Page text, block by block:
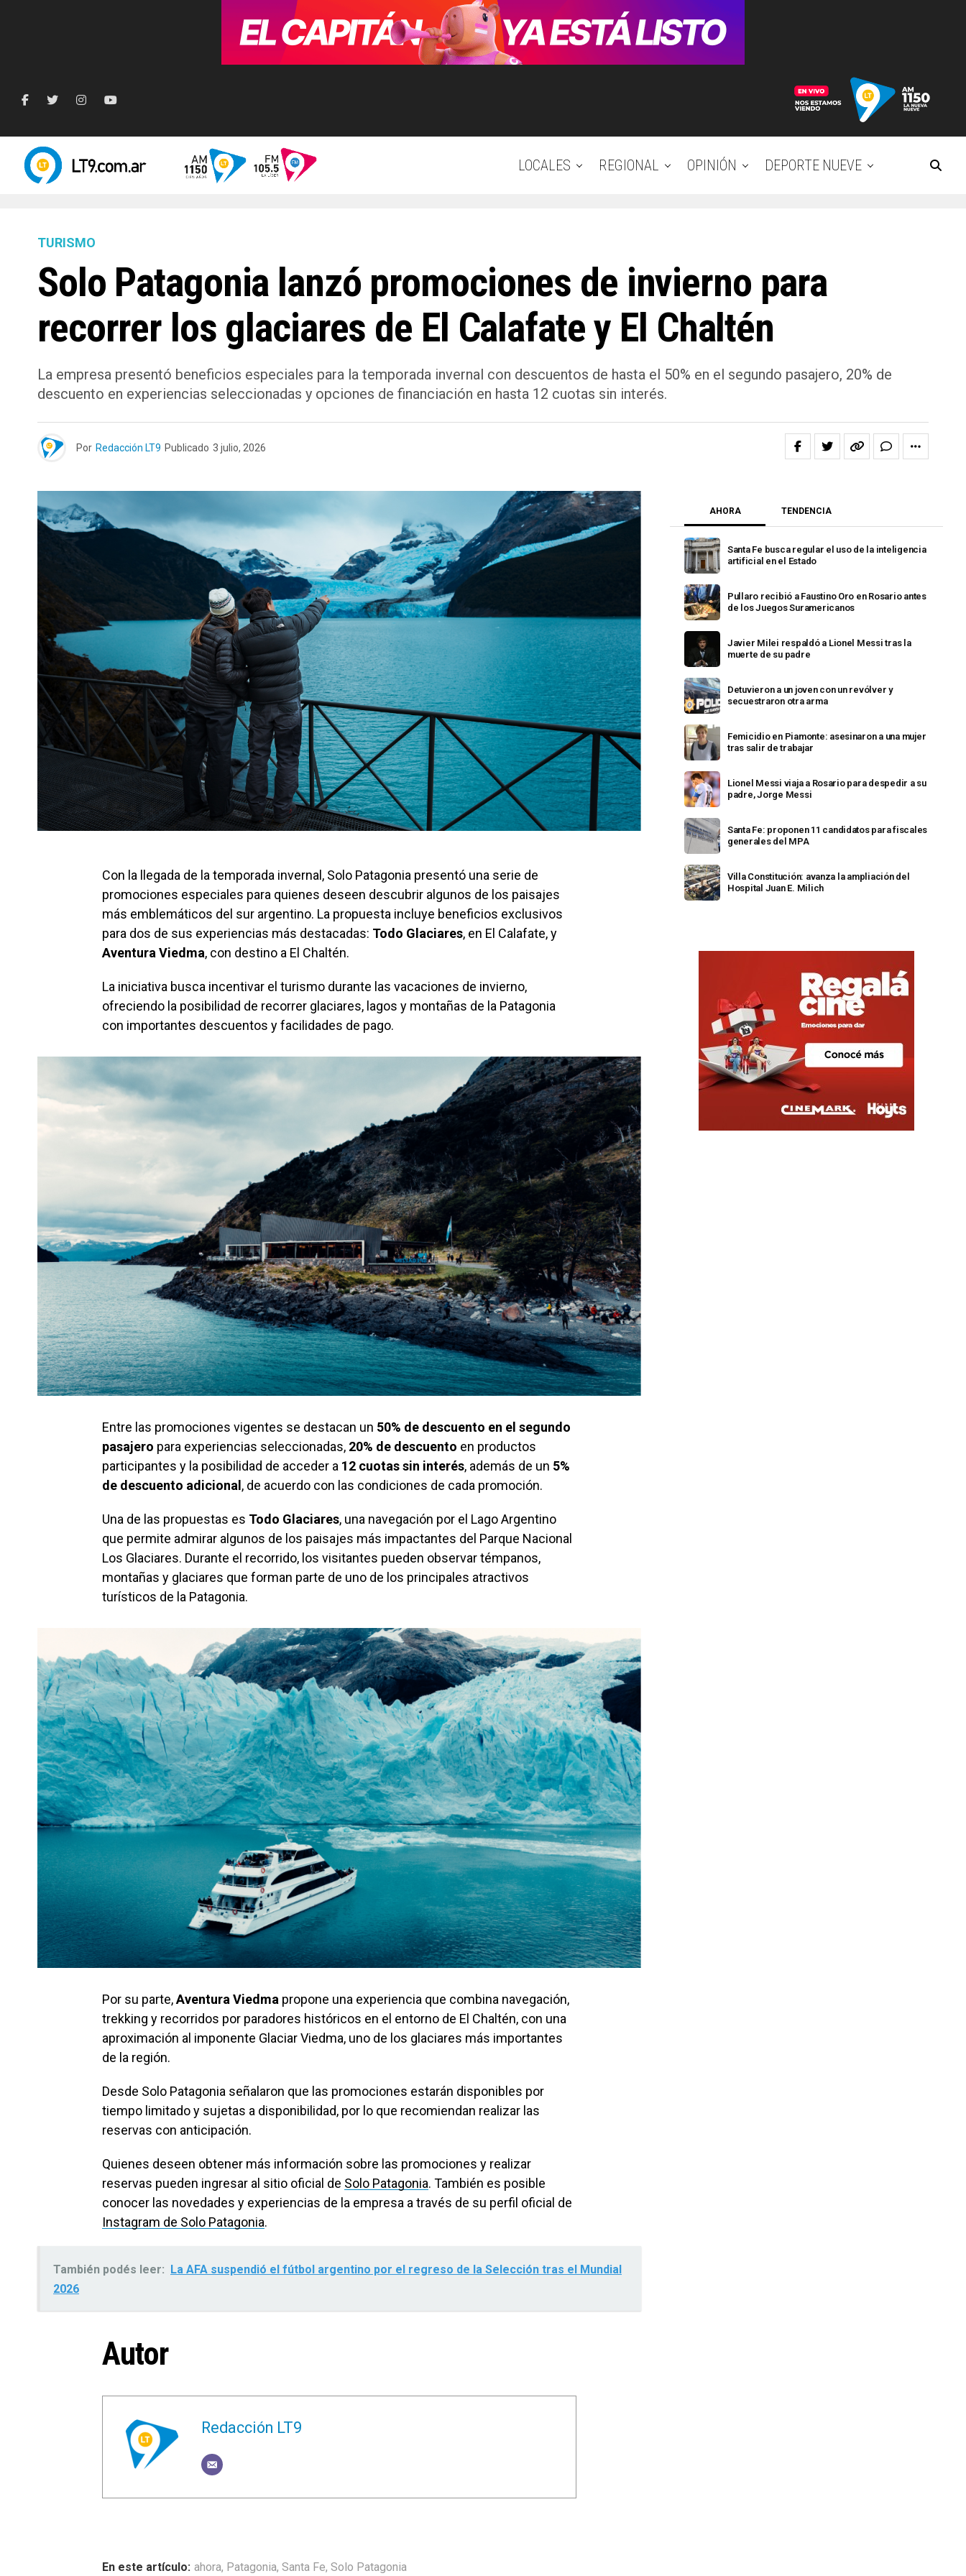
LOCALES REGIONAL OPINIÓN DEPORTE NUEVE
TURISMO
Solo Patagonia lanzó promociones de invierno para
recorrer los glaciares de El Calafate y El Chaltén
La empresa presentó beneficios especiales para la temporada invernal con descuentos de hasta el 50% en el segundo pasajero, 20% de
descuento en experiencias seleccionadas y opciones de financiación en hasta 12 cuotas sin interés.
Por Redacción LT9 Publicado 3 julio, 2026
Con la llegada de la temporada invernal, Solo Patagonia presentó una serie de
promociones especiales para quienes deseen descubrir algunos de los paisajes
más emblemáticos del sur argentino. La propuesta incluye beneficios exclusivos
para dos de sus experiencias más destacadas: Todo Glaciares, en El Calafate, y
Aventura Viedma, con destino a El Chaltén.
La iniciativa busca incentivar el turismo durante las vacaciones de invierno,
ofreciendo la posibilidad de recorrer glaciares, lagos y montañas de la Patagonia
con importantes descuentos y facilidades de pago.
Entre las promociones vigentes se destacan un 50% de descuento en el segundo
pasajero para experiencias seleccionadas, 20% de descuento en productos
participantes y la posibilidad de acceder a 12 cuotas sin interés, además de un 5%
de descuento adicional , de acuerdo con las condiciones de cada promoción.
Una de las propuestas es Todo Glaciares, una navegación por el Lago Argentino
que permite admirar algunos de los paisajes más impactantes del Parque Nacional
Los Glaciares. Durante el recorrido, los visitantes pueden observar témpanos,
montañas y glaciares que forman parte de uno de los principales atractivos
turísticos de la Patagonia.
Por su parte,Aventura Viedma propone una experiencia que combina navegación,
trekking y recorridos por paradores históricos en el entorno de El Chaltén, con una
aproximación al imponente Glaciar Viedma, uno de los glaciares más importantes
de la región.
Desde Solo Patagonia señalaron que las promociones estarán disponibles por
tiempo limitado y sujetas a disponibilidad, por lo que recomiendan realizar las
reservas con anticipación.
Quienes deseen obtener más información sobre las promociones y realizar
reservas pueden ingresar al sitio oficial de Solo Patagonia. También es posible
conocer las novedades y experiencias de la empresa a través de su perfil oficial de
Instagram de Solo Patagonia.
También podés leer: La AFA suspendió el fútbol argentino por el regreso de la Selección tras el Mundial
2026
Autor
Redacción LT9
ahora, Patagonia, Santa Fe, Solo Patagonia
AHORA TENDENCIA
Santa Fe busca regular el uso de la inteligencia
artificial en el Estado
Pullaro recibió a Faustino Oro en Rosario antes
de los Juegos Suramericanos
Javier Milei respaldó a Lionel Messi tras la
muerte de su padre
Detuvieron a un joven con un revólver y
secuestraron otra arma
Femicidio en Piamonte: asesinaron a una mujer
tras salir de trabajar
Lionel Messi viaja a Rosario para despedir a su
padre, Jorge Messi
Santa Fe: proponen 11 candidatos para fiscales
generales del MPA
Villa Constitución: avanza la ampliación del
Hospital Juan E. Milich